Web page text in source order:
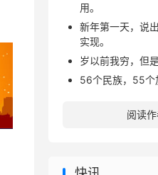
用。
新年第一天，说
实现。
岁以前我穷，但
56个民族，55个
阅读